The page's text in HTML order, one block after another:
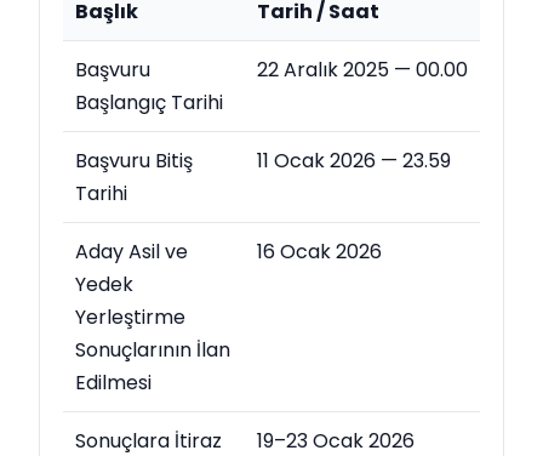
Başlık Tarih / Saat
Başvuru
Başlangıç Tarihi
22 Aralık 2025 — 00.00
Başvuru Bitiş
Tarihi
11 Ocak 2026 — 23.59
Aday Asil ve
Yedek
Yerleştirme
Sonuçlarının İlan
Edilmesi
16 Ocak 2026
Sonuçlara İtiraz
19–23 Ocak 2026